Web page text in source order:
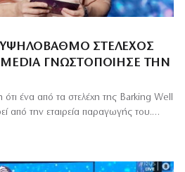
ΣΤΈΛΕΧΟΣ
MEDIA ΓΝΩΣΤΟΠΟΊΗΣΕ ΤΗΝ
ένα από τα στελέχη της Barking Well
από την εταιρεία παραγωγής του.…